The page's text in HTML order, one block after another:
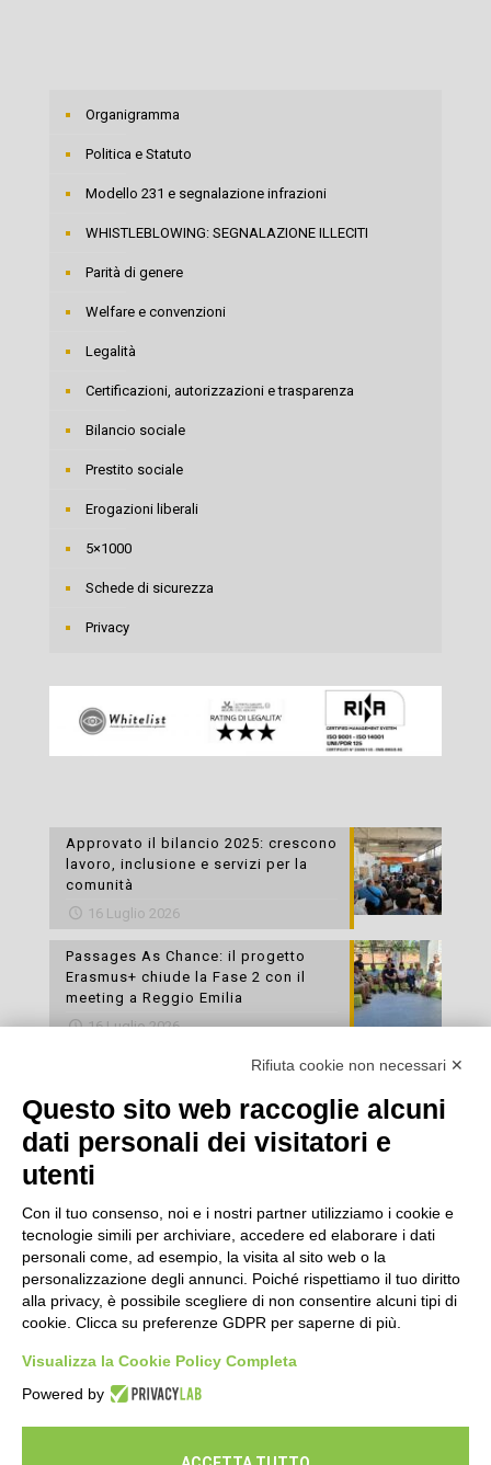
Organigramma
Politica e Statuto
Modello 231 e segnalazione infrazioni
WHISTLEBLOWING: SEGNALAZIONE ILLECITI
Parità di genere
Welfare e convenzioni
Legalità
Certificazioni, autorizzazioni e trasparenza
Bilancio sociale
Prestito sociale
Erogazioni liberali
5×1000
Schede di sicurezza
Privacy
Approvato il bilancio 2025: crescono
lavoro, inclusione e servizi per la
comunità
16 Luglio 2026
Passages As Chance: il progetto
Erasmus+ chiude la Fase 2 con il
meeting a Reggio Emilia
16 Luglio 2026
Esami di laboratorio preventivi
cura della propria salute
16 Luglio 2026
Rifiuta cookie non necessari ✕
Questo sito web raccoglie alcuni
dati personali dei visitatori e
utenti
Con il tuo consenso, noi e i nostri partner utilizziamo i cookie e
tecnologie simili per archiviare, accedere ed elaborare i dati
personali come, ad esempio, la visita al sito web o la
personalizzazione degli annunci. Poiché rispettiamo il tuo diritto
alla privacy, è possibile scegliere di non consentire alcuni tipi di
cookie. Clicca su preferenze GDPR per saperne di più.
Visualizza la Cookie Policy Completa
Powered by